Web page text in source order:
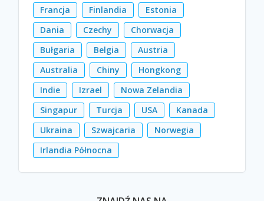
Francja Finlandia
Estonia
Dania
Czechy
Chorwacja
Bułgaria
Belgia
Austria
Australia
Chiny
Hongkong
Indie
Izrael
Nowa Zelandia
Singapur
Turcja USA
Kanada
Ukraina
Szwajcaria
Norwegia
Irlandia Północna